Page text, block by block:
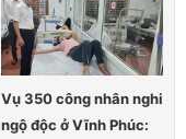
Vụ 350 công nhân nghi
ngộ độc ở Vĩnh Phúc: